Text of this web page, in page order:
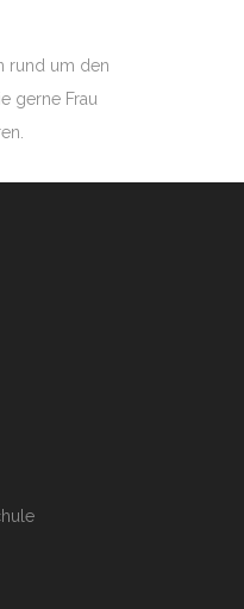
rund um den
gerne Frau